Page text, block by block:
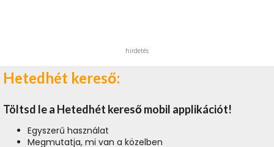
hirdetés
Hetedhét kereső:
Töltsd le a Hetedhét kereső mobil applikációt!
Egyszerű használat
Megmutatja, mi van a közelben